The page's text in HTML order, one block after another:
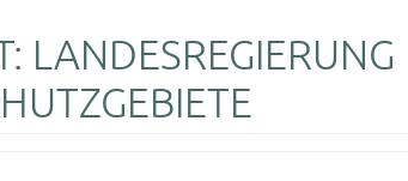
LANDESREGIERUNG